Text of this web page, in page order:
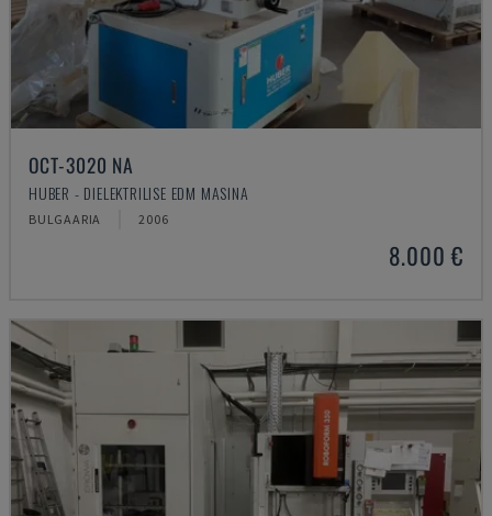
OCT-3020 NA
HUBER - DIELEKTRILISE EDM MASINA
BULGAARIA 2006
8.000 €